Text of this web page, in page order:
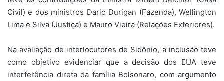
Civil) e dos ministros Dario Durigan (Fazenda), Wellington
Lima e Silva (Justiça) e Mauro Vieira (Relações Exteriores).
Na avaliação de interlocutores de Sidônio, a inclusão teve
como objetivo evidenciar que a decisão dos EUA teve
interferência direta da família Bolsonaro, com argumento